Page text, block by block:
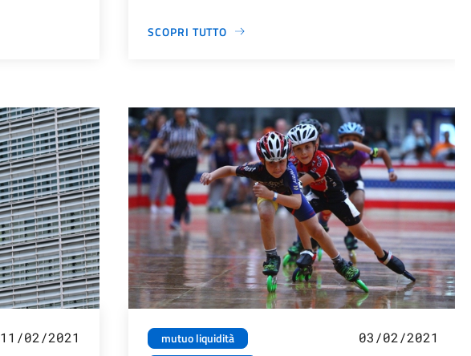
SCOPRI TUTTO
11/02/2021
mutuo liquidità
03/02/2021